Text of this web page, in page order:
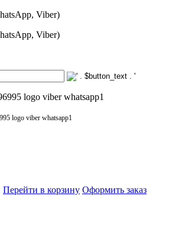
Viber)
Viber)
Перейти в корзину Оформить заказ